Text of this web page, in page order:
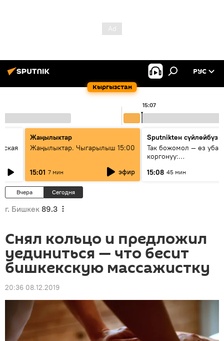
Кыргызстан
РУС
15:07
Жаңылыктар
Жаңылыктар. Чыгарылыш 15:00
15:01 7 мин эфир
Sputnikteн сүйлөйбүз
Так божомол — өз
коргонуу:
кантип өркүндөтүлүүдө
15:08 45 мин
Вчера Сегодня
г. Бишкек 89.3
Снял кольцо и предложил
уединиться — что бесит
бишкекскую массажистку
20:36 08.12.2019